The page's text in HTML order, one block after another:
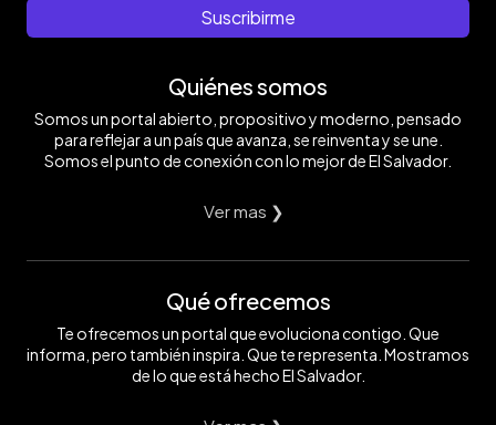
Suscribirme
Quiénes somos
Somos un portal abierto, propositivo y moderno, pensado
para reflejar a un país que avanza, se reinventa y se une.
Somos el punto de conexión con lo mejor de El Salvador.
Ver mas ❯
Qué ofrecemos
Te ofrecemos un portal que evoluciona contigo. Que
informa, pero también inspira. Que te representa. Mostramos
de lo que está hecho El Salvador.